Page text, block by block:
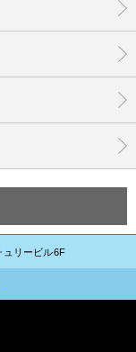
リービル6F